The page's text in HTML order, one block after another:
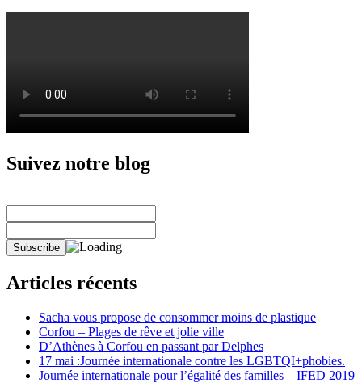
Suivez notre blog
Articles récents
Sacha vous propose de consommer moins de plastique
Corfou – Plages de rêve et jolie ville
D’Athènes à Corfou en passant par Delphes
17 mai :Journée internationale contre les LGBTQI+phobies.
Journée internationale pour l’égalité des familles – IFED 2019